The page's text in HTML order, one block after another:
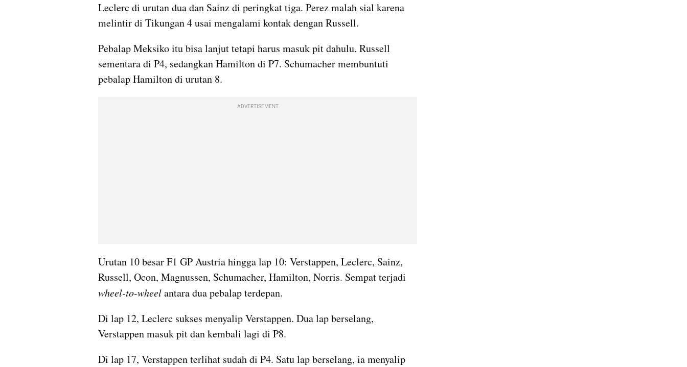
Leclerc di urutan dua dan Sainz di peringkat tiga. Perez malah sial karena
melintir di Tikungan 4 usai mengalami kontak dengan Russell.
Pebalap Meksiko itu bisa lanjut tetapi harus masuk pit dahulu. Russell
sementara di P4, sedangkan Hamilton di P7. Schumacher membuntuti
pebalap Hamilton di urutan 8.
ADVERTISEMENT
Urutan 10 besar F1 GP Austria hingga lap 10: Verstappen, Leclerc, Sainz,
wheel-to-wheel antara dua pebalap terdepan.
Di lap 12, Leclerc sukses menyalip Verstappen. Dua lap berselang,
Verstappen masuk pit dan kembali lagi di P8.
Di lap 17, Verstappen terlihat sudah di P4. Satu lap berselang, ia menyalip